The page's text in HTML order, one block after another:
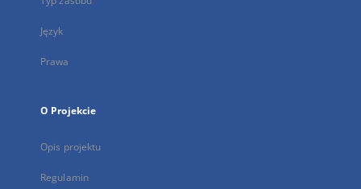
Język
Prawa
O Projekcie
Opis projektu
Regulamin